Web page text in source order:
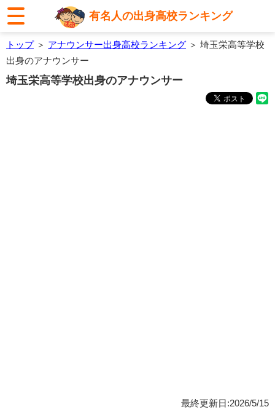
有名人の出身高校ランキング
トップ＞ アナウンサー出身高校ランキング ＞ 埼玉栄高等学校
出身のアナウンサー
埼玉栄高等学校出身のアナウンサー
最終更新日:2026/5/15